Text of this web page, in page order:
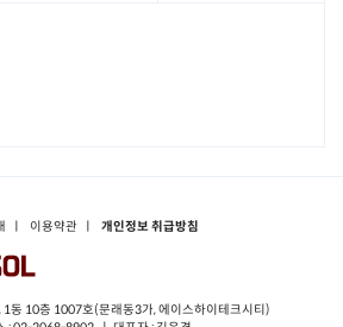
ㅣ 이용약관 ㅣ 개인정보 취급방침
동 10층 1007호(문래동3가, 에이스하이테크시티)